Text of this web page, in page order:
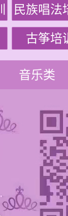
民族唱法
古筝培
音乐类